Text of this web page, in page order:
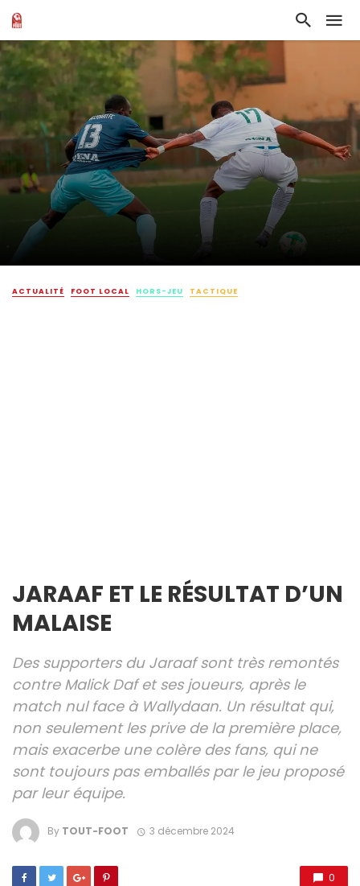
ACTUALITÉ FOOT LOCAL HORS-JEU TACTIQUE
JARAAF ET LE RÉSULTAT D’UN
MALAISE
Des supporters du Jaraaf sont très remontés
contre Malick Daf et ses joueurs, après le
match nul face à Wallydaan. Un résultat qui,
non seulement les prive de la première place,
mais exacerbe une colère des fans, qui ne
sont toujours pas emballés par le jeu proposé
par leur équipe.
By TOUT-FOOT 3 décembre 2024
0